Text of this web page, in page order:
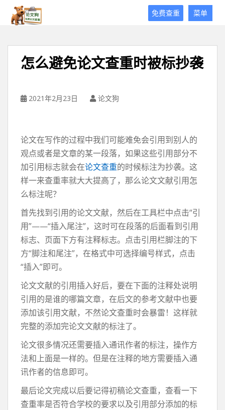
菜单
免费查重
怎么避免论文查重时被标抄袭
2021年2月23日 论文狗
论文在写作的过程中我们可能难免会引用到别人的
观点或者是文章的某一段落，如果这些引用部分不
加引用标志就会在论文查重的时候标注为抄袭。这
样一来查重率就大大提高了，那么论文文献引用怎
么标注呢？
首先找到引用的论文文献，然后在工具栏中点击“引
用”——“插入尾注”，这时可在段落的后面看到引用
标志、页面下方有注释标志。点击引用栏脚注的下
方“脚注和尾注”，在格式中可选择编号样式，点击
“插入”即可。
论文文献的引用插入好后，要在下面的注释处说明
引用的是谁的哪篇文章，在后文的参考文献中也要
添加该引用文献，不然论文查重时会暴雷！这样就
完整的添加完论文文献的标注了。
论文很多情况还需要插入通讯作者的标注，操作方
法和上面是一样的。但是在注释的地方需要插入通
讯作者的信息即可。
最后论文完成以后要记得初稿论文查重，查看一下
查重率是否符合学校的要求以及引用部分添加的标